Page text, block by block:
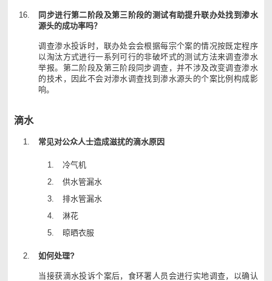
同步进行第二阶段及第三阶段的测试有助提升联办处找到渗水
源头的成功率吗？
调查渗水投诉时，联办处会会根据每宗个案的情况按既定程序
以淘汰方式进行一系列可行的非破坏式的测试方法来调查渗水
举报。第二阶段及第三阶段同步调查，并不涉及改变调查渗水
的技术，因此不会对渗水调查找到渗水源头的个案比例构成影
响。
滴水
常见对公众人士造成滋扰的滴水原因
冷气机
供水管漏水
排水管漏水
淋花
晾晒衣服
如何处理?
当接获滴水投诉个案后，食环署人员会进行实地调查，以确认